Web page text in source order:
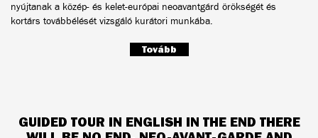
nyújtanak a közép- és kelet-európai neoavantgárd örökségét és
kortárs továbbélését vizsgáló kurátori munkába.
Tovább
GUIDED TOUR IN ENGLISH IN THE END THERE